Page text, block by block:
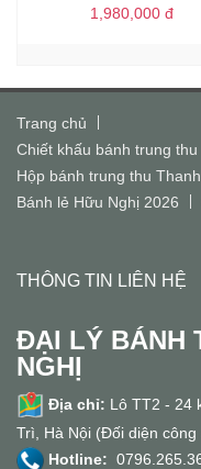
1,980,000 đ
Trang chủ
Chiết khấu bánh trung
Hộp bánh trung thu
Bánh lẻ Hữu Nghị 2026
THÔNG TIN LIÊN HỆ
ĐẠI LÝ BÁNH
NGHỊ
Địa chỉ: Lô TT2 - 24
Trì, Hà Nội (Đối diện
Hotline: